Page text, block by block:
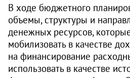
В ходе бюджетного
объемы, структуры и
денежных ресурсов,
мобилизовать в качестве
на финансирование
использовать в качестве